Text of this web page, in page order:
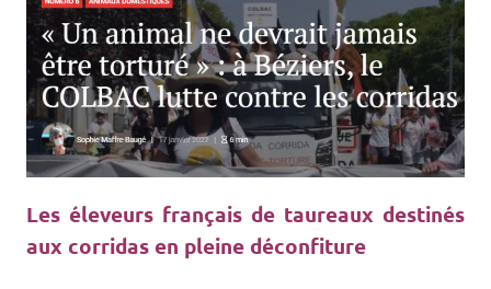
Les éleveurs français de taureaux destinés
aux corridas en pleine déconfiture